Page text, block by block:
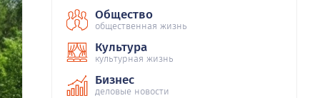
Общество
общественная жизнь
Культура
культурная жизнь
Бизнес
деловые новости